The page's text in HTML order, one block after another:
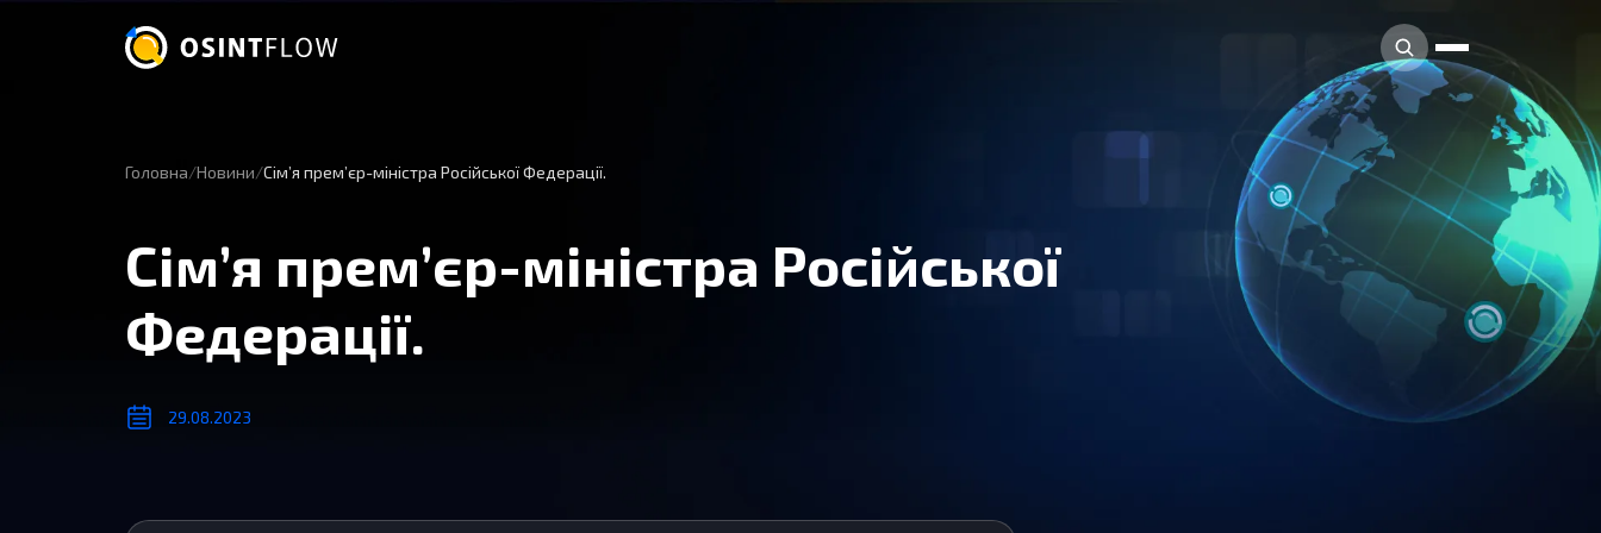
Головна Новини Сім’я прем’єр-міністра Російської Федерації.
Сім’я прем’єр-міністра Російської
Федерації.
29.08.2023